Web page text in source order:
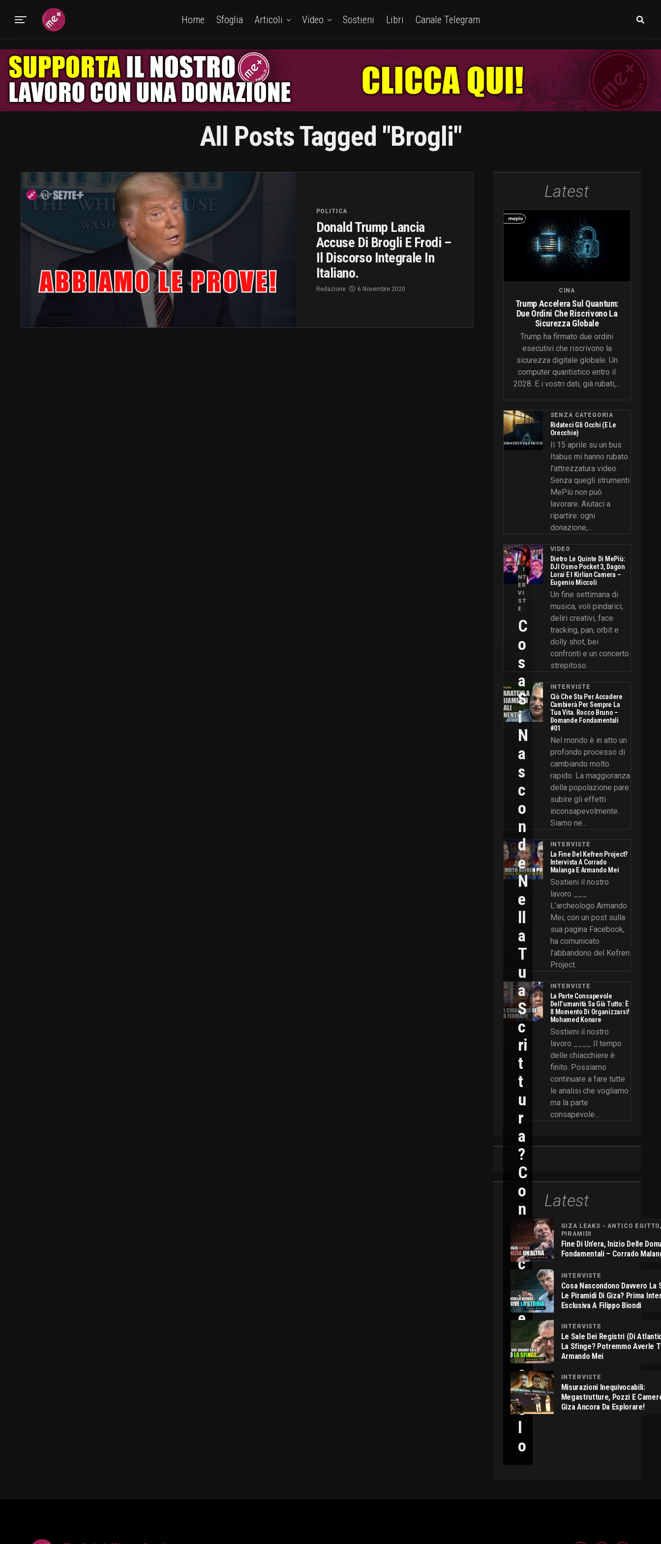
Home Sfoglia Articoli Video Sostieni Libri Canale Telegram
All Posts Tagged "brogli"
POLITICA
Donald Trump Lancia
Accuse Di Brogli E Frodi –
Il Discorso Integrale In
Italiano.
Redazione 6 Novembre 2020
Latest
CINA
Trump Accelera Sul Quantum:
Due Ordini Che Riscrivono La
Sicurezza Globale
Trump ha firmato due ordini
esecutivi che riscrivono la
sicurezza digitale globale. Un
computer quantistico entro il
2028. E i vostri dati, già rubati,...
SENZA CATEGORIA
Ridateci Gli Occhi (e Le
Orecchie)
Il 15 aprile su un bus
Itabus mi hanno rubato
l'attrezzatura video.
Senza quegli strumenti
MePiù non può
lavorare. Aiutaci a
ripartire: ogni
donazione,...
VIDEO
Dietro Le Quinte Di MePiù:
DJI Osmo Pocket 3, Dagon
Lorai E I Kirlian Camera –
Eugenio Miccoli
Un fine settimana di
musica, voli pindarici,
deliri creativi, face
tracking, pan, orbit e
dolly shot, bei
confronti e un concerto
strepitoso.
INTERVISTE
Ciò Che Sta Per Accadere
Cambierà Per Sempre La
Tua Vita. Rocco Bruno –
Domande Fondamentali
#01
Nel mondo è in atto un
profondo processo di
cambiando molto
rapido. La maggioranza
della popolazione pare
subire gli effetti
inconsapevolmente.
Siamo ne...
INTERVISTE
La Fine Del Kefren Project?
Intervista A Corrado
Malanga E Armando Mei
Sostieni il nostro
lavoro ___
L’archeologo Armando
Mei, con un post sulla
sua pagina Facebook,
ha comunicato
l’abbandono del Kefren
Project.
INTERVISTE
La Parte Consapevole
Dell’umanità Sa Già Tutto: È
Il Momento Di Organizzarsi!
Mohamed Konare
Sostieni il nostro
lavoro ____ Il tempo
delle chiacchiere è
finito. Possiamo
continuare a fare tutte
le analisi che vogliamo
ma la parte
consapevole...
Latest
I
NT
ER
VI
ST
E
C
O
S
A
S
I
N
A
S
C
O
N
D
E
N
E
Ll
A
T
U
A
S
C
Ri
T
T
U
R
A
?
C
O
N
I
C
L
E
C
I
C
C
O
L
O
GIZA LEAKS - ANTICO
PIRAMIDI
Fine Di Un’era, Inizio Delle
Fondamentali – Corrado
INTERVISTE
Cosa Nascondono Davvero La
Le Piramidi Di Giza? Prima
Esclusiva A Filippo Biondi
INTERVISTE
Le Sale Dei Registri (di
La Sfinge? Potremmo Averle
Armando Mei
INTERVISTE
Misurazioni Inequivocabili:
Megastrutture, Pozzi E
Giza Ancora Da Esplorare!